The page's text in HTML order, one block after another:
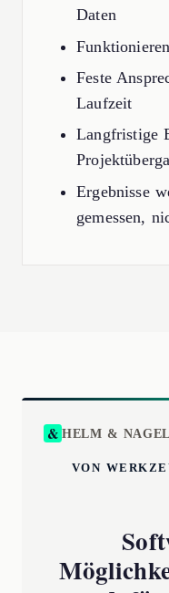
Daten
Feste
Laufzeit
Langfristige
Ergebnisse
gemessen,
HELM & NAGEL
VON